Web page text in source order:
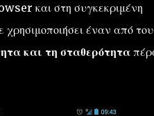
και στη συγκεκριμένη
έναν από
και τη σταθερότητα